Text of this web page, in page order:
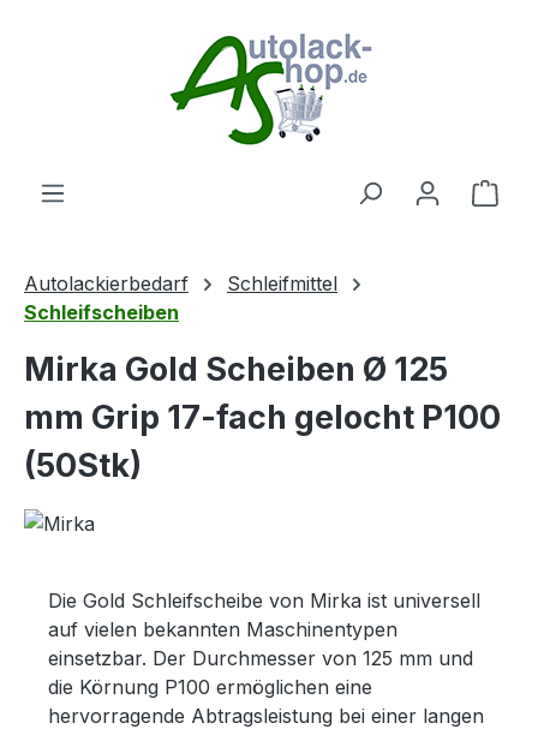
Autolackierbedarf
Schleifmittel
Schleifscheiben
Mirka Gold Scheiben Ø 125
mm Grip 17-fach gelocht P100
(50Stk)
Die Gold Schleifscheibe von Mirka ist universell
auf vielen bekannten Maschinentypen
einsetzbar. Der Durchmesser von 125 mm und
die Körnung P100 ermöglichen eine
hervorragende Abtragsleistung bei einer langen